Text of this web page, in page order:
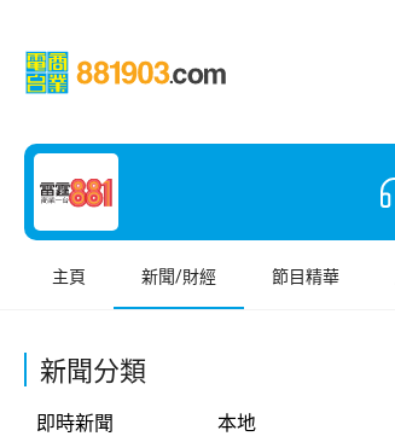
主頁 新聞/財經 節目精華
新聞分類
即時新聞
本地